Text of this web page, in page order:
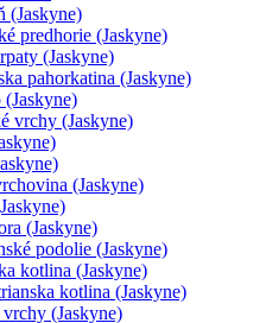
(Jaskyne)
predhorie (Jaskyne)
(Jaskyne)
pahorkatina (Jaskyne)
vrchy (Jaskyne)
(Jaskyne)
(Jaskyne)
podolie (Jaskyne)
kotlina (Jaskyne)
kotlina (Jaskyne)
(Jaskyne)